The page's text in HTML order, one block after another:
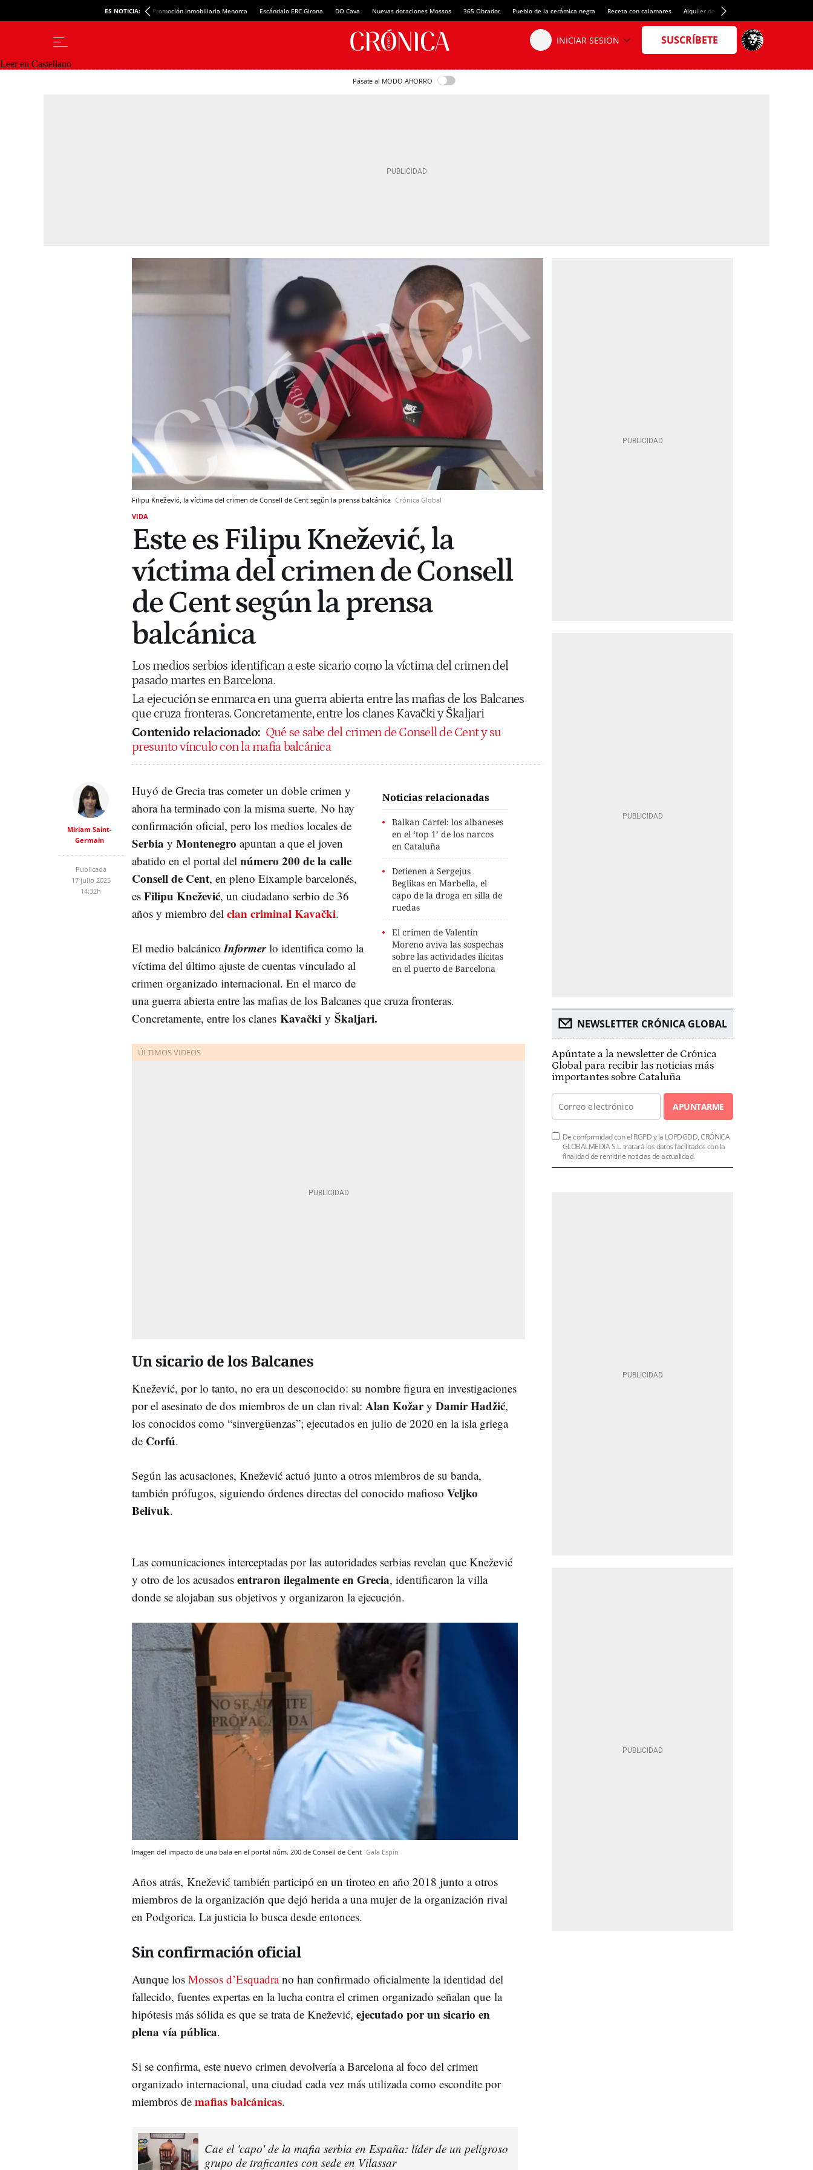
ES NOTICIA: Promoción inmobiliaria Menorca Escándalo ERC Girona DO Cava Nuevas dotaciones Mossos 365 Obrador Pueblo de la cerámica negra Receta con calamares Alquiler de habitaciones en España
Leer en Castellano
Pásate al MODO AHORRO
Filipu Knežević, la víctima del crimen de Consell de Cent según la prensa balcánica Crónica Global
VIDA
Este es Filipu Knežević, la
víctima del crimen de Consell
de Cent según la prensa
balcánica
Los medios serbios identifican a este sicario como la víctima del crimen del
pasado martes en Barcelona.
La ejecución se enmarca en una guerra abierta entre las mafias de los Balcanes
que cruza fronteras. Concretamente, entre los clanes Kavački y Škaljari
Contenido relacionado: Qué se sabe del crimen de Consell de Cent y su
presunto vínculo con la mafia balcánica
Miriam Saint-
Germain
Publicada
17 julio 2025
14:32h
Noticias relacionadas
Balkan Cartel: los albaneses
en el ‘top 1’ de los narcos
en Cataluña
Detienen a Sergejus
Beglikas en Marbella, el
capo de la droga en silla de
ruedas
El crimen de Valentín
Moreno aviva las sospechas
sobre las actividades ilícitas
en el puerto de Barcelona
Huyó de Grecia tras cometer un doble crimen y
ahora ha terminado con la misma suerte. No hay
confirmación oficial, pero los medios locales de
Serbia y Montenegro apuntan a que el joven
abatido en el portal del número 200 de la calle
Consell de Cent, en pleno Eixample barcelonés,
es Filipu Knežević, un ciudadano serbio de 36
años y miembro del clan criminal Kavački.
El medio balcánico Informerlo identifica como la
víctima del último ajuste de cuentas vinculado al
crimen organizado internacional. En el marco de
una guerra abierta entre las mafias de los Balcanes que cruza fronteras.
Concretamente, entre los clanes Kavački y Škaljari.
Un sicario de los Balcanes
Knežević, por lo tanto, no era un desconocido: su nombre figura en investigaciones
por el asesinato de dos miembros de un clan rival: Alan Kožary Damir Hadžić,
los conocidos como “sinvergüenzas”; ejecutados en julio de 2020 en la isla griega
de Corfú.
Según las acusaciones, Knežević actuó junto a otros miembros de su banda,
también prófugos, siguiendo órdenes directas del conocido mafioso Veljko
Belivuk.
Las comunicaciones interceptadas por las autoridades serbias revelan que Knežević
y otro de los acusados entraron ilegalmente en Grecia, identificaron la villa
donde se alojaban sus objetivos y organizaron la ejecución.
Imagen del impacto de una bala en el portal núm. 200 de Consell de Cent Gala Espín
Años atrás, Knežević también participó en un tiroteo en año 2018 junto a otros
miembros de la organización que dejó herida a una mujer de la organización rival
en Podgorica. La justicia lo busca desde entonces.
Sin confirmación oficial
Aunque los Mossos d’Esquadrano han confirmado oficialmente la identidad del
fallecido, fuentes expertas en la lucha contra el crimen organizado señalan que la
hipótesis más sólida es que se trata de Knežević, ejecutado por un sicario en
plena vía pública.
Si se confirma, este nuevo crimen devolvería a Barcelona al foco del crimen
organizado internacional, una ciudad cada vez más utilizada como escondite por
miembros de mafias balcánicas.
Cae el 'capo' de la mafia serbia en España: líder de un peligroso
grupo de traficantes con sede en Vilassar
NEWSLETTER CRÓNICA GLOBAL
Apúntate a la newsletter de Crónica
Global para recibir las noticias más
importantes sobre Cataluña
APUNTARME
De conformidad con el RGPD y la LOPDGDD, CRÓNICA
GLOBALMEDIA S.L. tratará los datos facilitados con la
finalidad de remitirle noticias de actualidad.